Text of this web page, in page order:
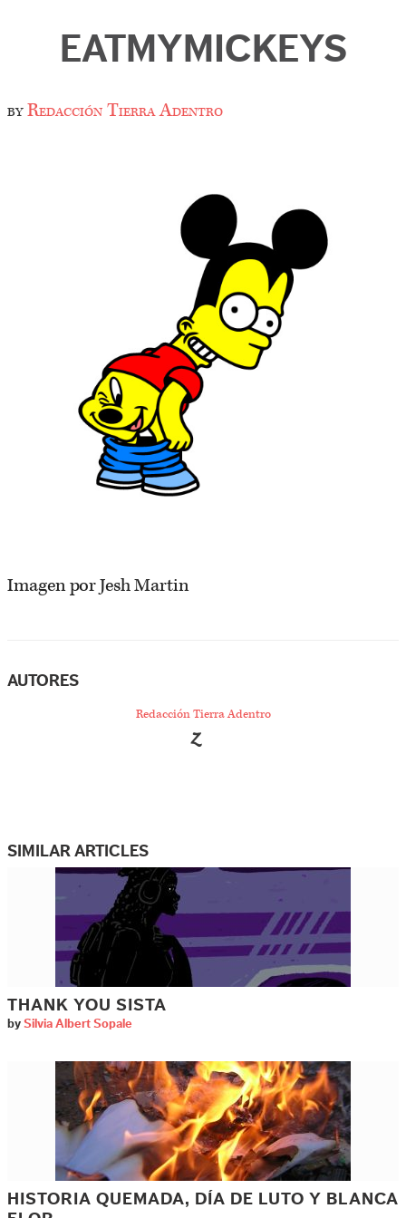
EATMYMICKEYS
byRedacción Tierra Adentro
Imagen por Jesh Martin
AUTORES
Redacción Tierra Adentro
SIMILAR ARTICLES
THANK YOU SISTA
by Silvia Albert Sopale
HISTORIA QUEMADA, DÍA DE LUTO Y BLANCA